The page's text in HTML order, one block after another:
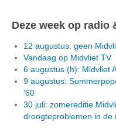
Deze week op radio
12 augustus: geen
Vandaag op Midvliet TV
6 augustus (h): Midvliet
9 augustus:
'60
30 juli: zomereditie
droogteproblemen in de